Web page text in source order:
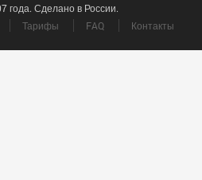
года. Сделано в России.
Тарифы FAQ Контакты